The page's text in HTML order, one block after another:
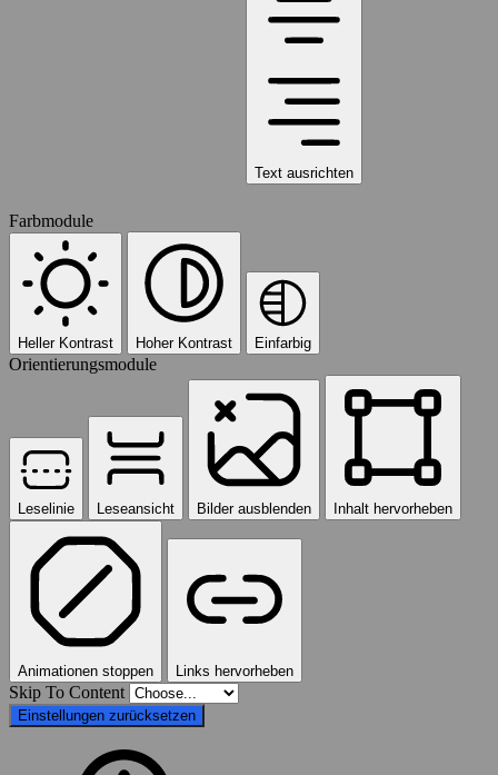
Text ausrichten
Farbmodule
Heller Kontrast Hoher Kontrast Einfarbig
Orientierungsmodule
Leselinie Leseansicht Bilder ausblenden Inhalt hervorheben
Animationen stoppen Links hervorheben
Skip To Content
Einstellungen zurücksetzen